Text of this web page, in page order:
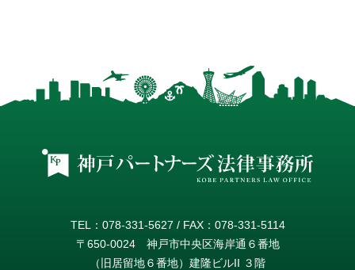
TEL：078-331-5627 / FAX：078-331-5114
〒650-0024 神戸市中央区海岸通６番地
（旧居留地６番地）建隆ビルII ３階